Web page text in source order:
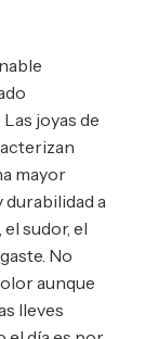
joyas de
mayor
durabilidad a
sudor, el
No
aunque
lleves